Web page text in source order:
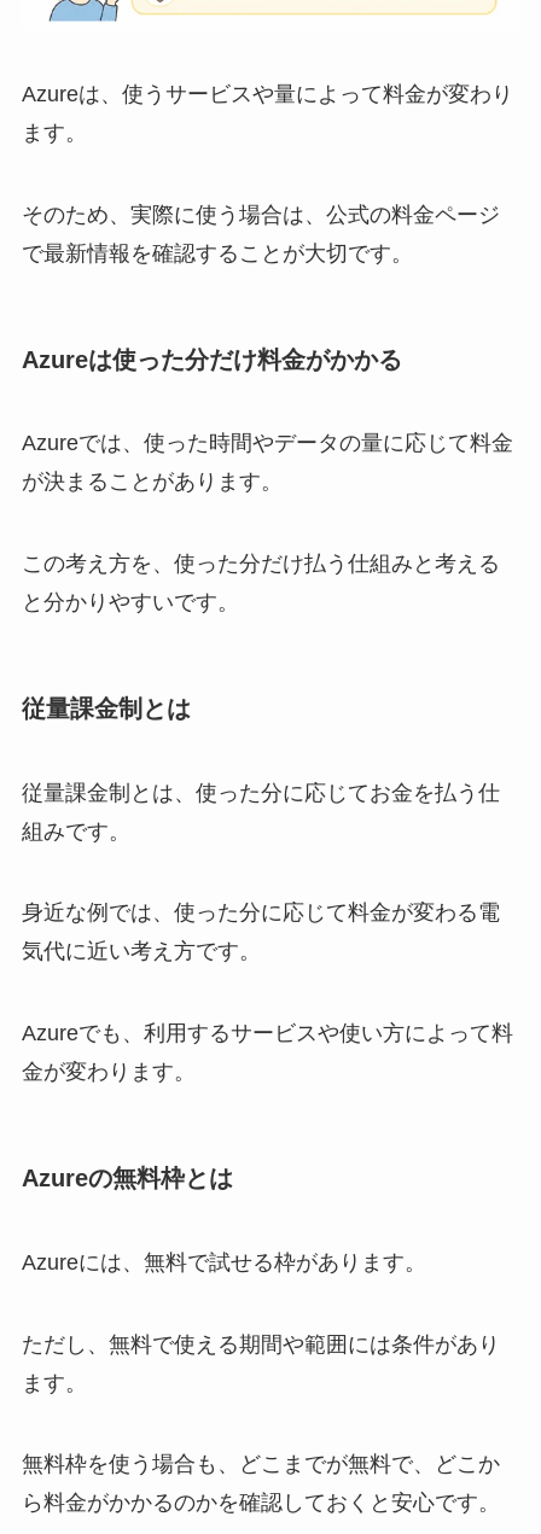
Azureは、使うサービスや量によって料金が変わり
ます。
そのため、実際に使う場合は、公式の料金ページ
で最新情報を確認することが大切です。
Azureは使った分だけ料金がかかる
Azureでは、使った時間やデータの量に応じて料金
が決まることがあります。
この考え方を、使った分だけ払う仕組みと考える
と分かりやすいです。
従量課金制とは
従量課金制とは、使った分に応じてお金を払う仕
組みです。
身近な例では、使った分に応じて料金が変わる電
気代に近い考え方です。
Azureでも、利用するサービスや使い方によって料
金が変わります。
Azureの無料枠とは
Azureには、無料で試せる枠があります。
ただし、無料で使える期間や範囲には条件があり
ます。
無料枠を使う場合も、どこまでが無料で、どこか
ら料金がかかるのかを確認しておくと安心です。